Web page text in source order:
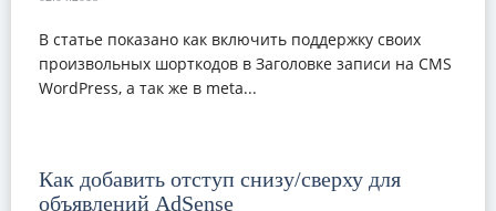
В статье показано как включить поддержку своих
произвольных шорткодов в Заголовке записи на CMS
WordPress, а так же в meta...
Как добавить отступ снизу/сверху для
объявлений AdSense